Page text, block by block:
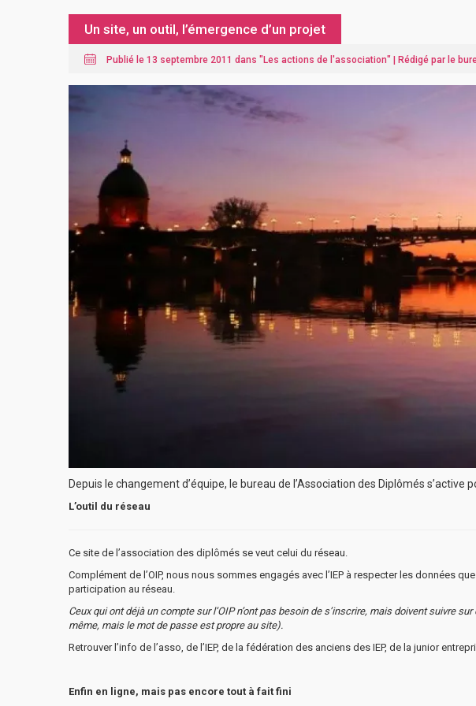
Un site, un outil, l’émergence d’un projet
Publié le 13 septembre 2011 dans "Les actions de l'association" | Rédigé par le
Depuis le changement d’équipe, le bureau de l’Association des Diplômés s’active
L’outil du réseau
Ce site de l’association des diplômés se veut celui du réseau.
Complément de l’OIP, nous nous sommes engagés avec l’IEP à respecter les données
participation au réseau.
Ceux qui ont déjà un compte sur l’OIP n’ont pas besoin de s’inscrire, mais doivent suivre
même, mais le mot de passe est propre au site).
Retrouver l’info de l’asso, de l’IEP, de la fédération des anciens des IEP, de la junior
Enfin en ligne, mais pas encore tout à fait fini